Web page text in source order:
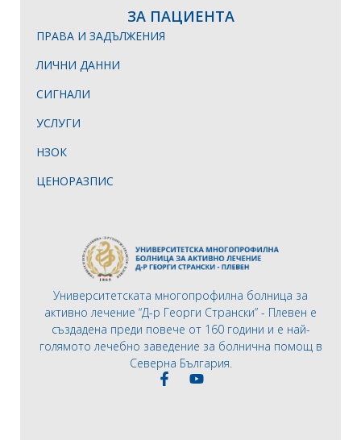
Университетската многопрофилна болница за
активно лечение “Д-р Георги Странски” - Плевен е
създадена преди повече от 160 години и е най-
голямото лечебно заведение за болнична помощ в
Северна България.
ЗА ПАЦИЕНТА
ПРАВА И ЗАДЪЛЖЕНИЯ
ЛИЧНИ ДАННИ
СИГНАЛИ
УСЛУГИ
НЗОК
ЦЕНОРАЗПИС